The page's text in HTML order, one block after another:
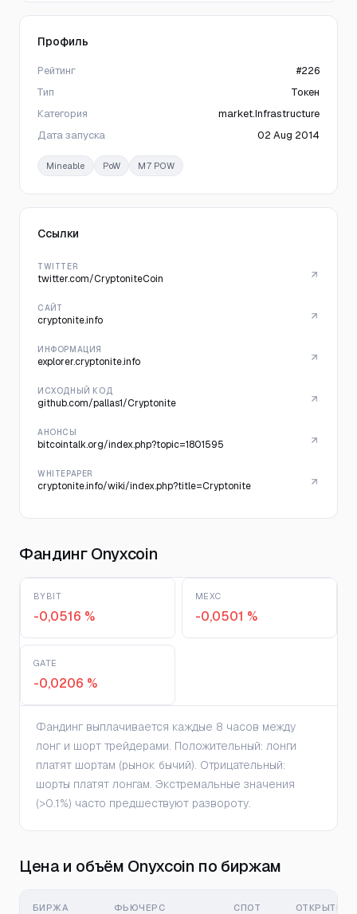
Профиль
Рейтинг
#226
Тип
Токен
Категория
market.Infrastructure
Дата запуска
02 Aug 2014
Mineable PoW M7 POW
Ссылки
TWITTER
twitter.com/CryptoniteCoin
САЙТ
cryptonite.info
ИНФОРМАЦИЯ
explorer.cryptonite.info
ИСХОДНЫЙ КОД
github.com/pallas1/Cryptonite
АНОНСЫ
bitcointalk.org/index.php?topic=1801595
WHITEPAPER
cryptonite.info/wiki/index.php?title=Cryptonite
Фандинг Onyxcoin
BYBIT
-0,0516 %
MEXC
-0,0501 %
GATE
-0,0206 %
Фандинг выплачивается каждые 8 часов между
лонг и шорт трейдерами. Положительный: лонги
платят шортам (рынок бычий). Отрицательный:
шорты платят лонгам. Экстремальные значения
(>0.1%) часто предшествуют развороту.
Цена и объём Onyxcoin по биржам
БИРЖА ФЬЮЧЕРС СПОТ ОТКРЫТЫЙ